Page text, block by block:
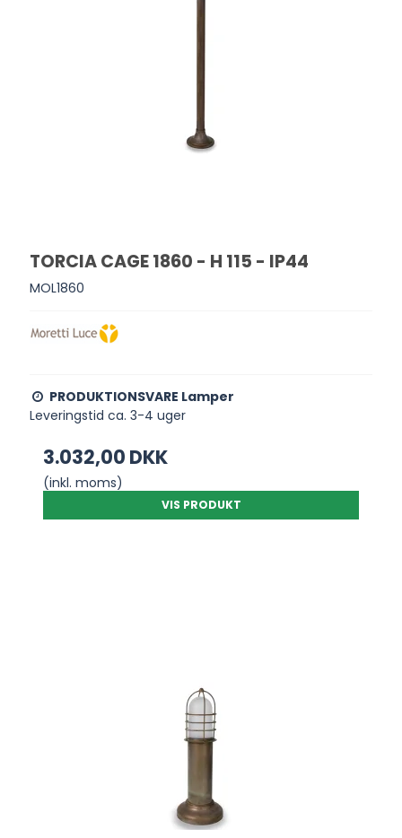
TORCIA CAGE 1860 - H 115 - IP44
MOL1860
PRODUKTIONSVARE Lamper
Leveringstid ca. 3-4 uger
3.032,00 DKK
(inkl. moms)
VIS PRODUKT